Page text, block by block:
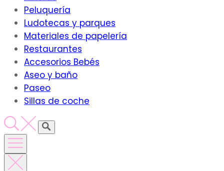
Peluquería
Ludotecas y parques
Materiales de papelería
Restaurantes
Accesorios Bebés
Aseo y baño
Paseo
Sillas de coche